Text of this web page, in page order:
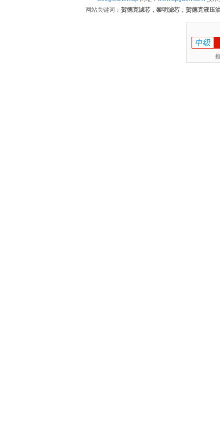
网站关键词： 贺德克滤芯，黎明滤芯，贺德克液压